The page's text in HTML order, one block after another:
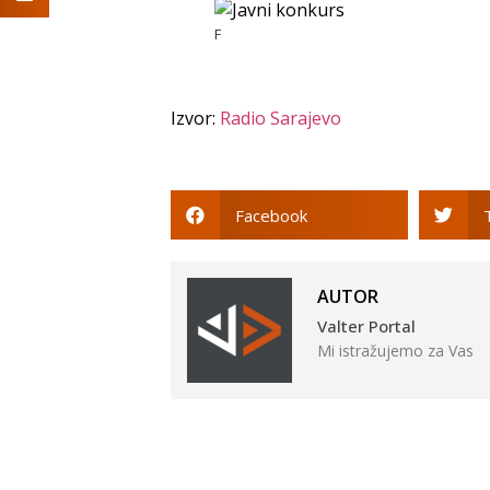
F
Izvor: Radio Sarajevo
Facebook
AUTOR
Valter Portal
Mi istražujemo za Vas